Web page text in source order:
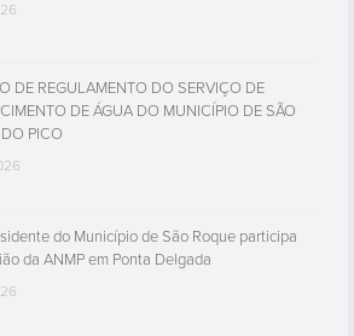
DE REGULAMENTO DO SERVIÇO DE
DE ÁGUA DO MUNICÍPIO DE SÃO
PICO
do Município de São Roque participa
da ANMP em Ponta Delgada